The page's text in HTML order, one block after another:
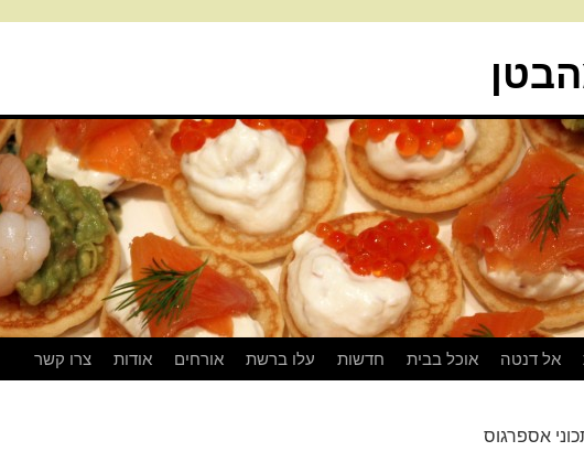
אל דנטה אוכל בבית חדשות עלו ברשת אורחים אודות צרו קשר
אספרגוס